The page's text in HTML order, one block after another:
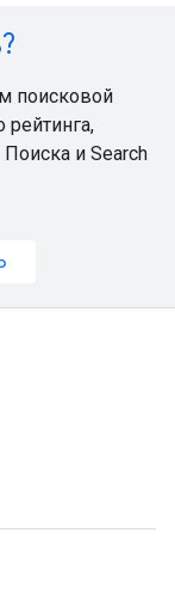
поисковой
рейтинга,
и Search